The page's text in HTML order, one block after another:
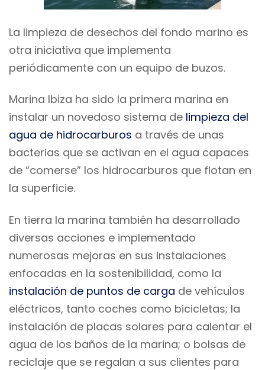
La limpieza de desechos del fondo marino es
otra iniciativa que implementa
periódicamente con un equipo de buzos.
Marina Ibiza ha sido la primera marina en
instalar un novedoso sistema de limpieza del
agua de hidrocarburos a través de unas
bacterias que se activan en el agua capaces
de “comerse” los hidrocarburos que flotan en
la superficie.
En tierra la marina también ha desarrollado
diversas acciones e implementado
numerosas mejoras en sus instalaciones
enfocadas en la sostenibilidad, como la
instalación de puntos de carga de vehículos
eléctricos, tanto coches como bicicletas; la
instalación de placas solares para calentar el
agua de los baños de la marina; o bolsas de
reciclaje que se regalan a sus clientes para